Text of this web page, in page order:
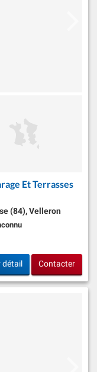
Et Terrasses
(84), Velleron
du terrain:
détail Contacter